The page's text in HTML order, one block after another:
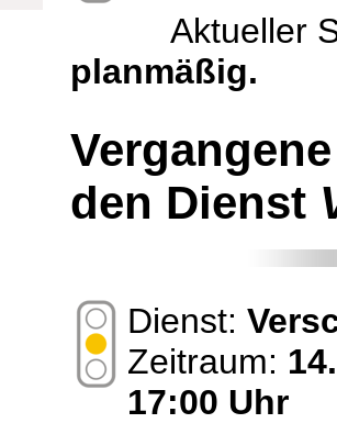
Aktueller
planmäßig.
den Dienst
Dienst:
Zeitraum:
17:00 Uhr